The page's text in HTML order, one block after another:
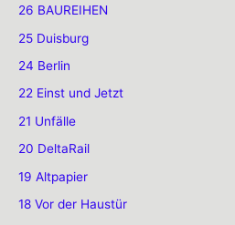
26 BAUREIHEN
25 Duisburg
24 Berlin
22 Einst und Jetzt
21 Unfälle
20 DeltaRail
19 Altpapier
18 Vor der Haustür